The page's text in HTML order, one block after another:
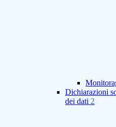
Dichiarazioni
dei dati 2